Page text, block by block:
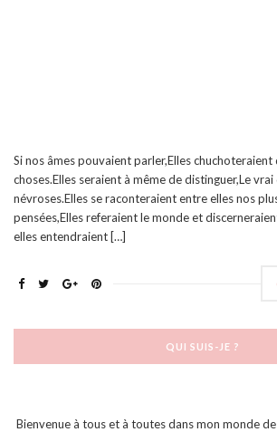
Si nos âmes pouvaient parler,Elles chuchoteraient
choses.Elles seraient à même de distinguer,Le
névroses.Elles se raconteraient entre elles nos
pensées,Elles referaient le monde et
elles entendraient […]
QUI SUIS-JE ?
Bienvenue à tous et à toutes dans mon monde